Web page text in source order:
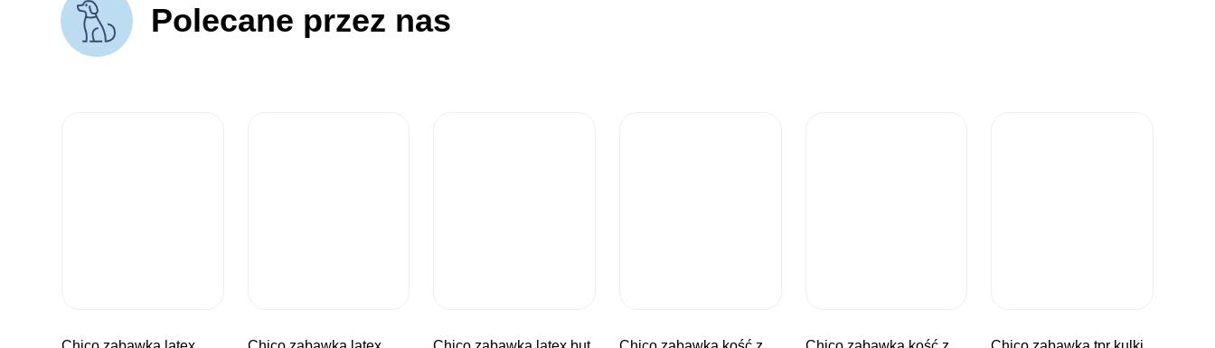
Polecane przez nas